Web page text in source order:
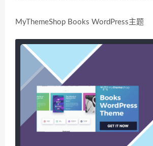
MyThemeShop Books WordPress主题